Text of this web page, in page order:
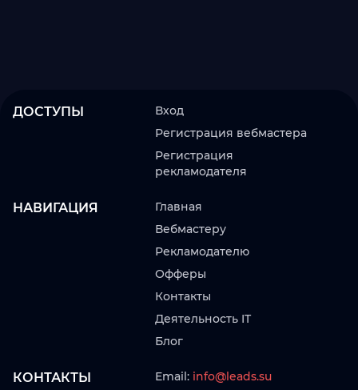
ДОСТУПЫ
Вход
Регистрация вебмастера
Регистрация
рекламодателя
НАВИГАЦИЯ
Главная
Вебмастеру
Рекламодателю
Офферы
Контакты
Деятельность IT
Блог
КОНТАКТЫ Email: info@leads.su